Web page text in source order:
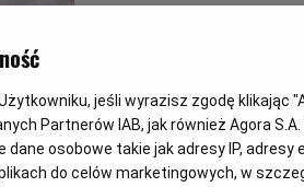
FIT
jeśli wyrazisz zgodę klikając
Partnerów IAB, jak również Agora
dane osobowe takie jak adresy IP,
do celów marketingowych, w